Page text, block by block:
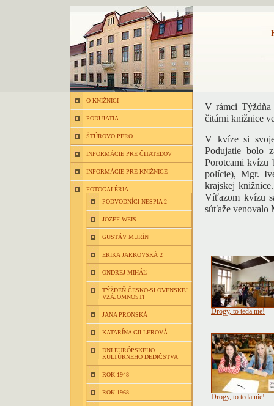
O KNIŽNICI
PODUJATIA
ŠTÚROVO PERO
INFORMÁCIE PRE ČITATEĽOV
INFORMÁCIE PRE KNIŽNICE
FOTOGALÉRIA
PODVODNÍCI NESPIA 2
JOZEF WEIS
GUSTÁV MURÍN
ERIKA JARKOVSKÁ 2
ONDREJ MIHÁĽ
TÝŽDEŇ ČESKO-SLOVENSKEJ
VZÁJOMNOSTI
JANA PRONSKÁ
KATARÍNA GILLEROVÁ
DNI EURÓPSKEHO
KULTÚRNEHO DEDIČSTVA
ROK 1948
ROK 1968
V rámci Týždňa
čitárni knižnice
V kvíze si svoje
Podujatie bolo
Porotcami kvízu
polície), Mgr.
krajskej
Víťazom kvízu
súťaže venovalo
Drogy, to teda nie!
Drogy, to teda nie!